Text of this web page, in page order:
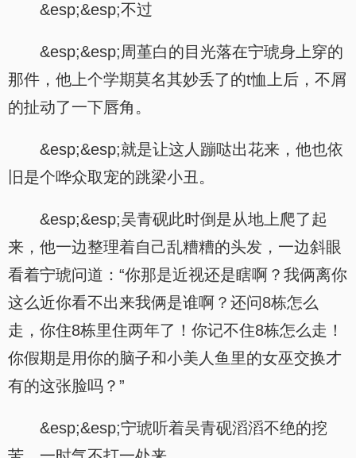
&esp;&esp;不过
&esp;&esp;周堇白的目光落在宁琥身上穿的
那件，他上个学期莫名其妙丢了的t恤上后，不屑
的扯动了一下唇角。
&esp;&esp;就是让这人蹦哒出花来，他也依
旧是个哗众取宠的跳梁小丑。
&esp;&esp;吴青砚此时倒是从地上爬了起
来，他一边整理着自己乱糟糟的头发，一边斜眼
看着宁琥问道：“你那是近视还是瞎啊？我俩离你
这么近你看不出来我俩是谁啊？还问8栋怎么
走，你住8栋里住两年了！你记不住8栋怎么走！
你假期是用你的脑子和小美人鱼里的女巫交换才
有的这张脸吗？”
&esp;&esp;宁琥听着吴青砚滔滔不绝的挖